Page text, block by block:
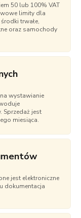
50 lub 100% VAT
limity dla
trwałe,
oraz samochody
wystawianie
miesiąca.
jest elektroniczne